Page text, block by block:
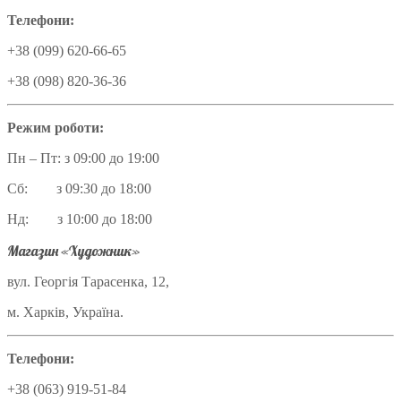
Телефони:
+38 (099) 620-66-65
+38 (098) 820-36-36
Режим роботи:
Пн – Пт: з 09:00 до 19:00
Сб: з 09:30 до 18:00
Нд: з 10:00 до 18:00
Магазин «Художник»
вул. Георгія Тарасенка, 12,
м. Харків, Україна.
Телефони:
+38 (063) 919-51-84